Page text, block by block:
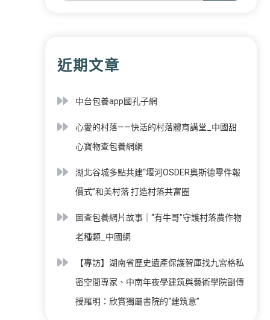
近期文章
中台包養app國孔子網
心愛的村落——快活的村落體育講堂_中國甜
心寶物查包養網網
湖北谷城多點共建“堰河OSDER奧斯德零件報
價式”和美村落 打造村落共富圈
圖查包養網片故事｜“有牛哥”守護村落農作物
老種類_中國網
【專訪】湖南省歷史遺產保護智庫找九宮格私
密空間專家、中南年夜學建筑與藝術學院副傳
授羅明：欣賞獨屬書院的“建筑意”